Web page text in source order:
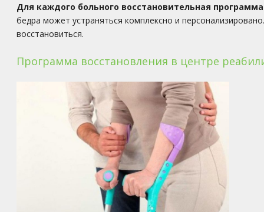
Для каждого больного восстановительная
бедра может устраняться комплексно и
восстановиться.
Программа восстановления в центре